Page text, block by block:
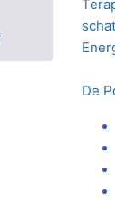
De